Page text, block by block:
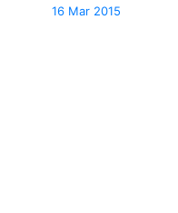
16 Mar 2015